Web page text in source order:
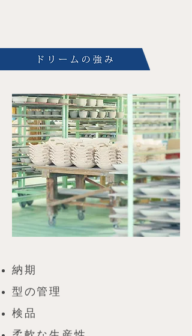
納期
型の管理
検品